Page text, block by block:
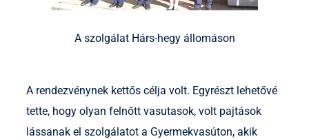
A szolgálat Hárs-hegy állomáson
A rendezvénynek kettős célja volt. Egyrészt lehetővé
tette, hogy olyan felnőtt vasutasok, volt pajtások
lássanak el szolgálatot a Gyermekvasúton, akik